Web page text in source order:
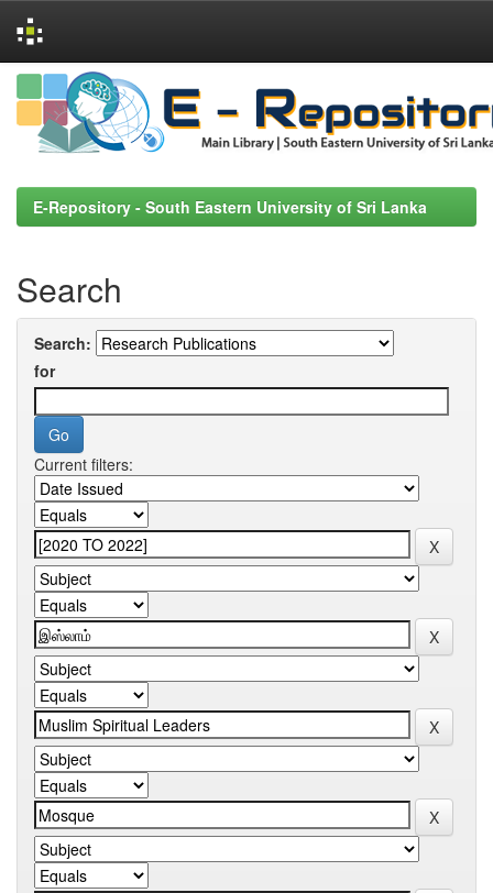
Skip
navigation
E-Repository - South Eastern University of Sri Lanka
Search
Search:
for
Current filters: